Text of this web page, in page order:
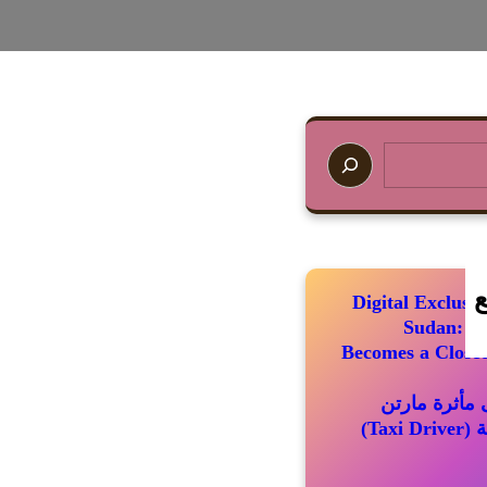
Digital
Sudan:
Becomes a
مارتن
سكورسيزي الباقية (Taxi Driver)